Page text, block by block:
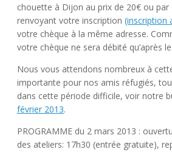
chouette à Dijon au prix de 20€ ou par
renvoyant votre inscription (inscription
votre chèque à la même adresse.
votre chèque ne sera débité qu’après
Nous vous attendons nombreux à
importante pour nos amis réfugiés,
dans cette période difficile, voir notre
février 2013.
PROGRAMME du 2 mars 2013 :
des ateliers: 17h30 (entrée gratuite),